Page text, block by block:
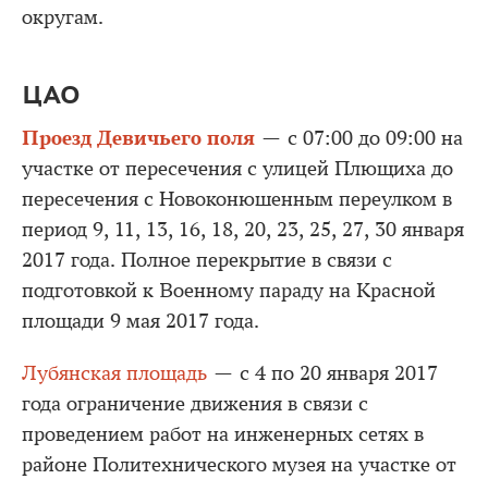
округам.
ЦАО
Проезд Девичьего поля — с 07:00 до 09:00 на
участке от пересечения с улицей Плющиха до
пересечения с Новоконюшенным переулком в
период 9, 11, 13, 16, 18, 20, 23, 25, 27, 30 января
2017 года. Полное перекрытие в связи с
подготовкой к Военному параду на Красной
площади 9 мая 2017 года.
Лубянская площадь — с 4 по 20 января 2017
года ограничение движения в связи с
проведением работ на инженерных сетях в
районе Политехнического музея на участке от